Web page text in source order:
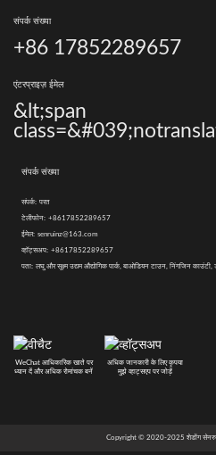
संपर्क संख्या
+86 17852289657
एंटरप्राइज़ ईमेल
&lt;span
संपर्क संख्या
संपर्क: परत
टेलीफोन: +8617852289657
ईमेल: senruinz@163.com
व्हॉट्सअप: +8617852289657
पता: लघु और सूक्ष्म उद्यम औद्योगिक पार्क, बाओडियन टाउन, निंगजिन
WeChat आधिकारिक खाते पर
ध्यान दें और अधिक रोमांचक बनें
अधिक जानकारी के लिए कृपया
मुझे व्हाट्सएप पर जोड़ें
Copyright © 2020-2025 शेडोंग